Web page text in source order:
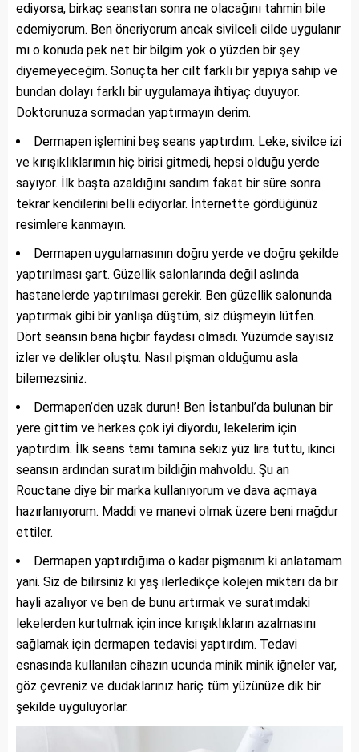
ediyorsa, birkaç seanstan sonra ne olacağını tahmin bile
edemiyorum. Ben öneriyorum ancak sivilceli cilde uygulanır
mı o konuda pek net bir bilgim yok o yüzden bir şey
diyemeyeceğim. Sonuçta her cilt farklı bir yapıya sahip ve
bundan dolayı farklı bir uygulamaya ihtiyaç duyuyor.
Doktorunuza sormadan yaptırmayın derim.
Dermapen işlemini beş seans yaptırdım. Leke, sivilce izi
ve kırışıklıklarımın hiç birisi gitmedi, hepsi olduğu yerde
sayıyor. İlk başta azaldığını sandım fakat bir süre sonra
tekrar kendilerini belli ediyorlar. İnternette gördüğünüz
resimlere kanmayın.
Dermapen uygulamasının doğru yerde ve doğru şekilde
yaptırılması şart. Güzellik salonlarında değil aslında
hastanelerde yaptırılması gerekir. Ben güzellik salonunda
yaptırmak gibi bir yanlışa düştüm, siz düşmeyin lütfen.
Dört seansın bana hiçbir faydası olmadı. Yüzümde sayısız
izler ve delikler oluştu. Nasıl pişman olduğumu asla
bilemezsiniz.
Dermapen’den uzak durun! Ben İstanbul’da bulunan bir
yere gittim ve herkes çok iyi diyordu, lekelerim için
yaptırdım. İlk seans tamı tamına sekiz yüz lira tuttu, ikinci
seansın ardından suratım bildiğin mahvoldu. Şu an
Rouctane diye bir marka kullanıyorum ve dava açmaya
hazırlanıyorum. Maddi ve manevi olmak üzere beni mağdur
ettiler.
Dermapen yaptırdığıma o kadar pişmanım ki anlatamam
yani. Siz de bilirsiniz ki yaş ilerledikçe kolejen miktarı da bir
hayli azalıyor ve ben de bunu artırmak ve suratımdaki
lekelerden kurtulmak için ince kırışıklıkların azalmasını
sağlamak için dermapen tedavisi yaptırdım. Tedavi
esnasında kullanılan cihazın ucunda minik minik iğneler var,
göz çevreniz ve dudaklarınız hariç tüm yüzünüze dik bir
şekilde uyguluyorlar.